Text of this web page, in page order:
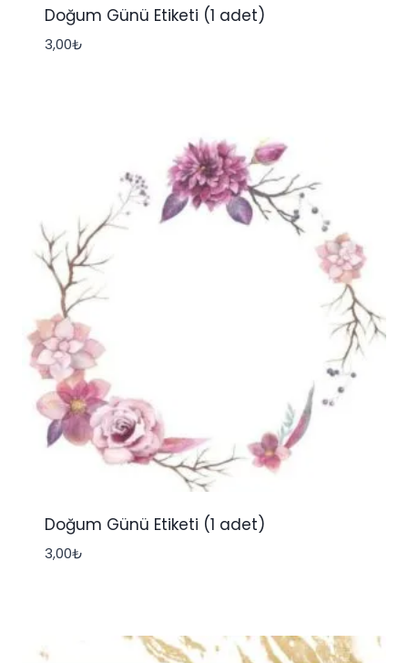
Doğum Günü Etiketi (1 adet)
3,00₺
Doğum Günü Etiketi (1 adet)
3,00₺